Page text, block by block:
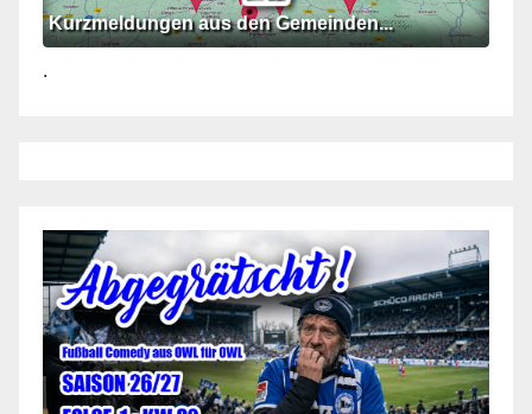
Kurzmeldungen aus den Gemeinden...
.